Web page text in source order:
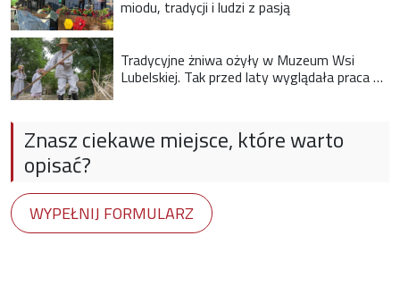
miodu, tradycji i ludzi z pasją
Tradycyjne żniwa ożyły w Muzeum Wsi
Lubelskiej. Tak przed laty wyglądała praca na
Znasz ciekawe miejsce, które warto
opisać?
WYPEŁNIJ FORMULARZ